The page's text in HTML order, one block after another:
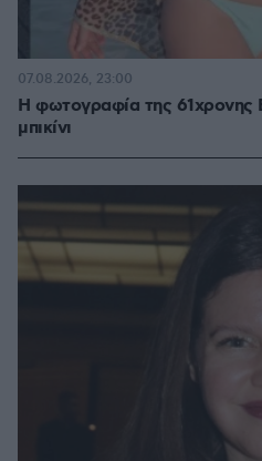
Η φωτογραφία της 61χρονης
μπικίνι
07.08.2026, 23:00